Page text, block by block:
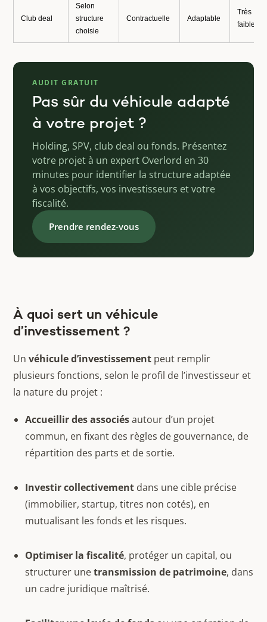
Club deal
Selon
structure
choisie
Contractuelle Adaptable
Très
faible
AUDIT GRATUIT
Pas sûr du véhicule adapté
à votre projet ?
Holding, SPV, club deal ou fonds. Présentez
votre projet à un expert Overlord en 30
minutes pour identifier la structure adaptée
à vos objectifs, vos investisseurs et votre
fiscalité.
Prendre rendez-vous
À quoi sert un véhicule
d’investissement ?
Unvéhicule d’investissement peut remplir
plusieurs fonctions, selon le profil de l’investisseur et
la nature du projet :
Accueillir des associésautour d’un projet
commun, en fixant des règles de gouvernance, de
répartition des parts et de sortie.
Investir collectivement dans une cible précise
(immobilier, startup, titres non cotés), en
mutualisant les fonds et les risques.
Optimiser la fiscalité, protéger un capital, ou
structurer unetransmission de patrimoine, dans
un cadre juridique maîtrisé.